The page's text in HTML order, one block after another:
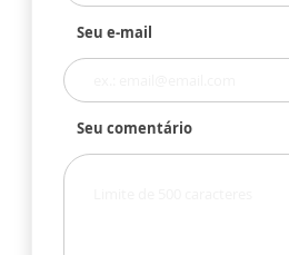
Seu e-mail
Seu comentário